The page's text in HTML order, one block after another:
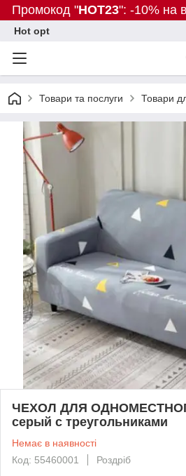
Промокод "HOT23": -10% на
Hot opt
Товари та послуги Товари
ЧЕХОЛ ДЛЯ
серый с треугольниками
Немає в наявності
Код: 55460001
Роздріб